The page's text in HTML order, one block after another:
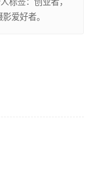
爱好者。